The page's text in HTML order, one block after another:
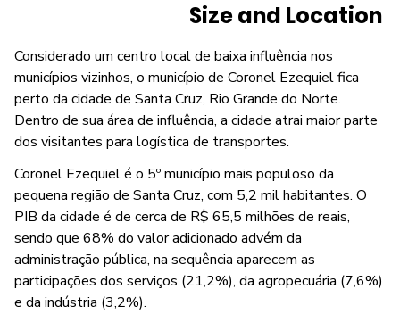
Size and Location
Considerado um centro local de baixa influência nos
municípios vizinhos, o município de Coronel Ezequiel fica
perto da cidade de Santa Cruz, Rio Grande do Norte.
Dentro de sua área de influência, a cidade atrai maior parte
dos visitantes para logística de transportes.
Coronel Ezequiel é o 5º município mais populoso da
pequena região de Santa Cruz, com 5,2 mil habitantes. O
PIB da cidade é de cerca de R$ 65,5 milhões de reais,
sendo que 68% do valor adicionado advém da
administração pública, na sequência aparecem as
participações dos serviços (21,2%), da agropecuária (7,6%)
e da indústria (3,2%).